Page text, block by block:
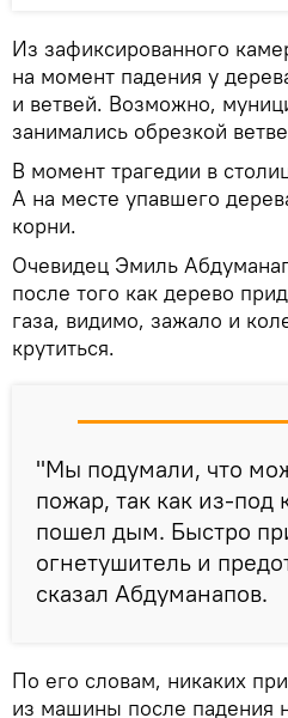
Из зафиксированного
на момент падения у
и ветвей. Возможно,
занимались обрезкой
В момент трагедии в
А на месте упавшего
корни.
Очевидец Эмиль
после того как дерево
газа, видимо, зажало и
крутиться.
"Мы подумали, что
пожар, так как из-под
пошел дым. Быстро
огнетушитель и
сказал Абдуманапов.
По его словам, никаких
из машины после падения